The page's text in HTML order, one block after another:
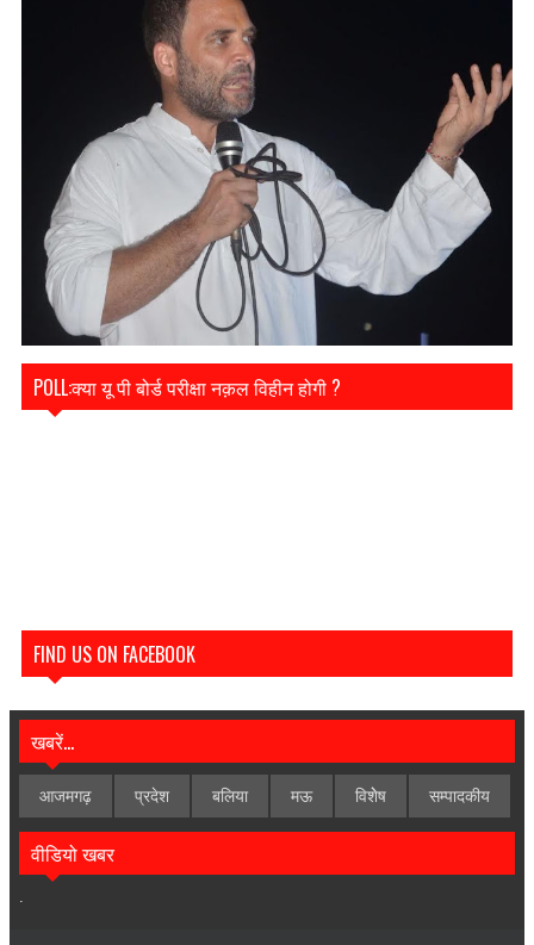
POLL:क्या यू पी बोर्ड परीक्षा नक़ल विहीन होगी ?
FIND US ON FACEBOOK
खबरें...
आजमगढ़ प्रदेश बलिया मऊ विशेेष सम्पादकीय
वीडियो खबर
.